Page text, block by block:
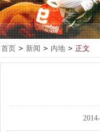
首页 > 新闻 > 内地 > 正文